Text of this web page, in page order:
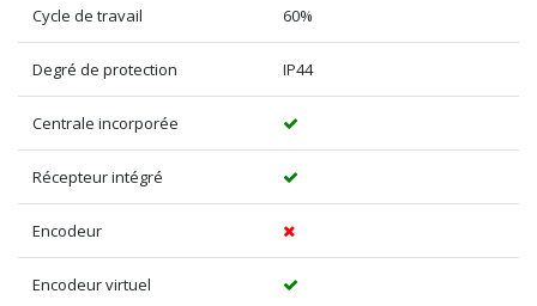
Cycle de travail 60%
Degré de protection IP44
Centrale incorporée
Récepteur intégré
Encodeur
Encodeur virtuel